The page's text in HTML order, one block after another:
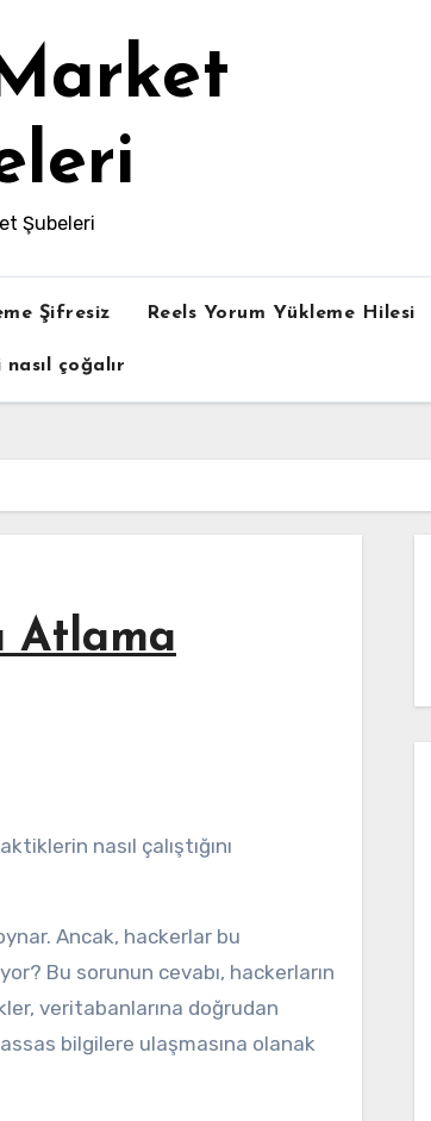
Şubeleri
Şifresiz Reels Yorum Yükleme Hilesi
çoğalır
Atlama
Ancak, hackerlar bu
Bu sorunun cevabı, hackerların
veritabanlarına doğrudan
bilgilere ulaşmasına olanak